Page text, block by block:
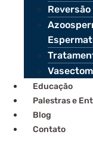
Educação
Palestras e
Blog
Contato